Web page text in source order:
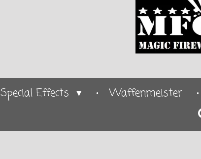
Special Effects Waffenmeister